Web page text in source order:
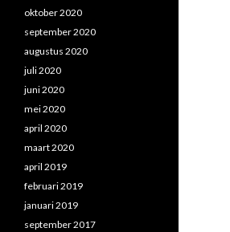
oktober 2020
september 2020
augustus 2020
juli 2020
juni 2020
mei 2020
april 2020
maart 2020
april 2019
februari 2019
januari 2019
september 2017